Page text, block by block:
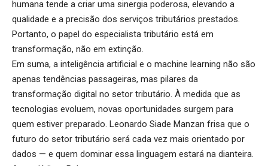
humana tende a criar uma sinergia poderosa, elevando a
qualidade e a precisão dos serviços tributários prestados.
Portanto, o papel do especialista tributário está em
transformação, não em extinção.
Em suma, a inteligência artificial e o machine learning não são
apenas tendências passageiras, mas pilares da
transformação digital no setor tributário. À medida que as
tecnologias evoluem, novas oportunidades surgem para
quem estiver preparado. Leonardo Siade Manzan frisa que o
futuro do setor tributário será cada vez mais orientado por
dados — e quem dominar essa linguagem estará na dianteira.